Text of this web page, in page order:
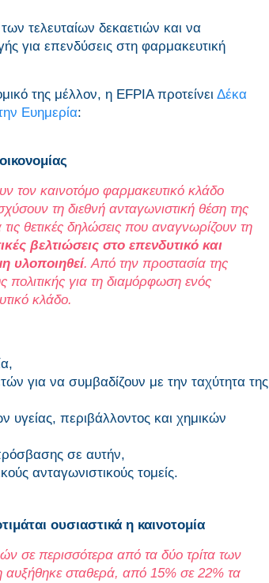
τελευταίων δεκαετιών και να
για επενδύσεις στη φαρμακευτική
της μέλλον, η EFPIA προτείνει Δέκα
Ευημερία:
τον καινοτόμο φαρμακευτικό κλάδο
τη διεθνή ανταγωνιστική θέση της
θετικές δηλώσεις που αναγνωρίζουν τη
βελτιώσεις στο επενδυτικό και
υλοποιηθεί. Από την προστασία της
πολιτικής για τη διαμόρφωση ενός
κλάδο.
για να συμβαδίζουν με την ταχύτητα της
περιβάλλοντος και χημικών
σε αυτήν,
ανταγωνιστικούς τομείς.
ουσιαστικά η καινοτομία
σε περισσότερα από τα δύο τρίτα των
αυξήθηκε σταθερά, από 15% σε 22% τα